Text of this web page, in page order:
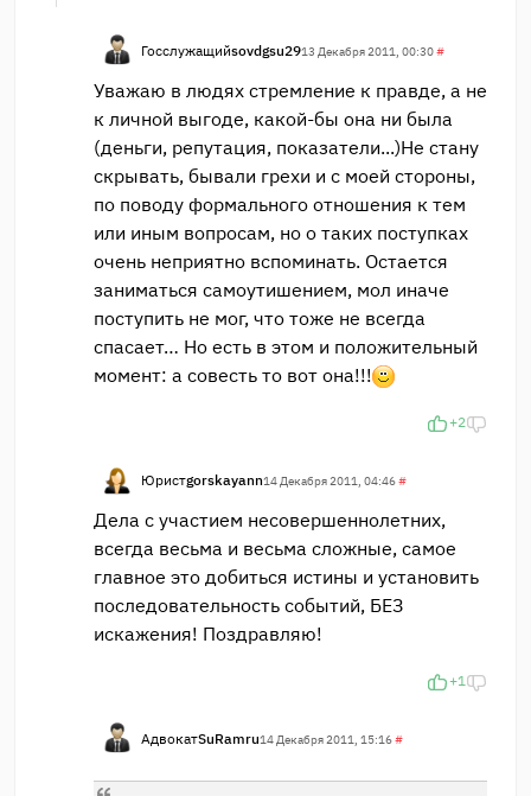
Госслужащийsovdgsu2913 Декабря 2011, 00:30#
Уважаю в людях стремление к правде, а не
к личной выгоде, какой-бы она ни была
(деньги, репутация, показатели...)Не стану
скрывать, бывали грехи и с моей стороны,
по поводу формального отношения к тем
или иным вопросам, но о таких поступках
очень неприятно вспоминать. Остается
заниматься самоутишением, мол иначе
поступить не мог, что тоже не всегда
спасает… Но есть в этом и положительный
момент: а совесть то вот она!!!
+2
Юристgorskayann14 Декабря 2011, 04:46#
Дела с участием несовершеннолетних,
всегда весьма и весьма сложные, самое
главное это добиться истины и установить
последовательность событий, БЕЗ
искажения! Поздравляю!
+1
АдвокатSuRamru14 Декабря 2011, 15:16#